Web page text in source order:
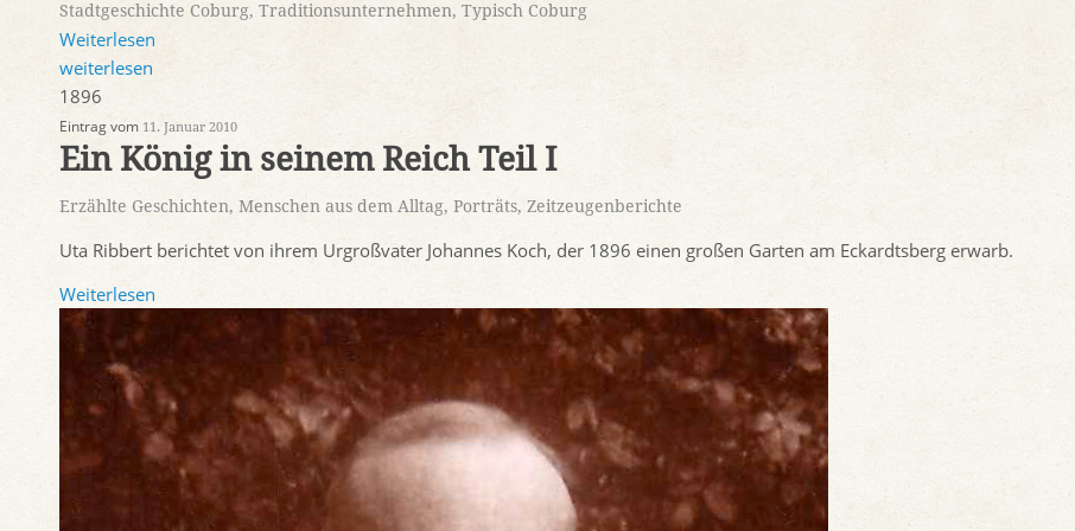
Stadtgeschichte Coburg, Traditionsunternehmen, Typisch Coburg
Weiterlesen
weiterlesen
1896
Eintrag vom 11. Januar 2010
Ein König in seinem Reich Teil I
Erzählte Geschichten, Menschen aus dem Alltag, Porträts, Zeitzeugenberichte
Uta Ribbert berichtet von ihrem Urgroßvater Johannes Koch, der 1896 einen großen Garten am Eckardtsberg erwarb.
Weiterlesen